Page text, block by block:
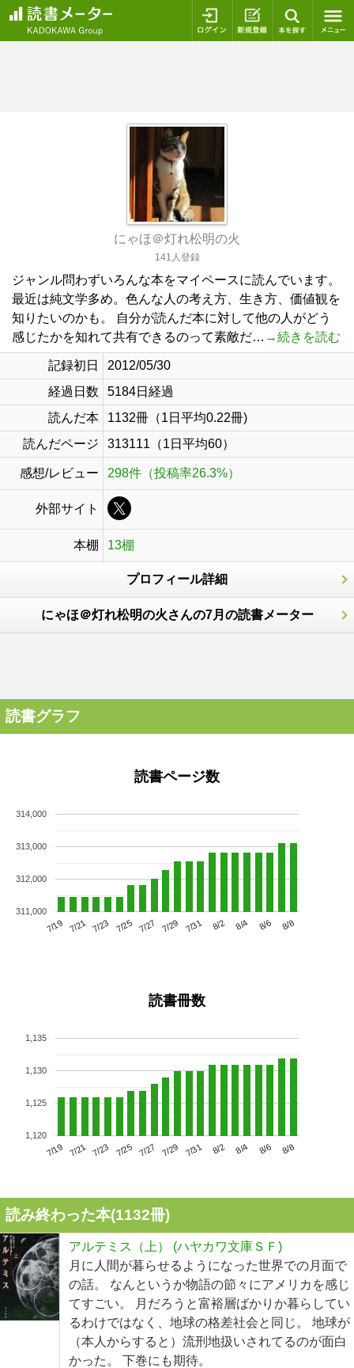
ログイン 新規登録
にゃほ＠灯れ松明の火
141人登録
ジャンル問わずいろんな本をマイペースに読んでいます。
最近は純文学多め。色んな人の考え方、生き方、価値観を
知りたいのかも。 自分が読んだ本に対して他の人がどう
感じたかを知れて共有できるのって素敵だ… →続きを読む
記録初日
2012/05/30
経過日数
5184日経過
読んだ本
1132冊（1日平均0.22冊)
読んだページ
313111（1日平均60）
感想/レビュー 298件（投稿率26.3%）
外部サイト
本棚 13棚
プロフィール詳細
にゃほ＠灯れ松明の火さんの7月の読書メーター
読書グラフ
読書ページ数
7/19 7/21 7/23 7/25 7/27 7/29 7/31 8/2 8/4 8/6 8/8
311,000
312,000
313,000
314,000
読書冊数
7/19 7/21 7/23 7/25 7/27 7/29 7/31 8/2 8/4 8/6 8/8
1,120
1,125
1,130
1,135
読み終わった本(1132冊)
アルテミス（上） (ハヤカワ文庫ＳＦ)
月に人間が暮らせるようになった世界での月面で
の話。 なんというか物語の節々にアメリカを感じ
てすごい。 月だろうと富裕層ばかりか暮らしてい
るわけではなく、地球の格差社会と同じ。 地球が
（本人からすると）流刑地扱いされてるのが面白
かった。 下巻にも期待。